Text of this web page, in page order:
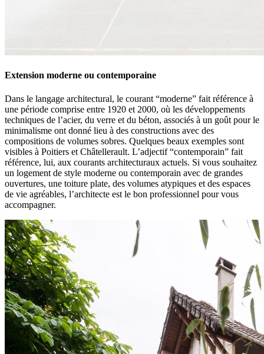
Extension moderne ou contemporaine
Dans le langage architectural, le courant “moderne” fait référence à
une période comprise entre 1920 et 2000, où les développements
techniques de l’acier, du verre et du béton, associés à un goût pour le
minimalisme ont donné lieu à des constructions avec des
compositions de volumes sobres. Quelques beaux exemples sont
visibles à Poitiers et Châtellerault. L’adjectif “contemporain” fait
référence, lui, aux courants architecturaux actuels. Si vous souhaitez
un logement de style moderne ou contemporain avec de grandes
ouvertures, une toiture plate, des volumes atypiques et des espaces
de vie agréables, l’architecte est le bon professionnel pour vous
accompagner.